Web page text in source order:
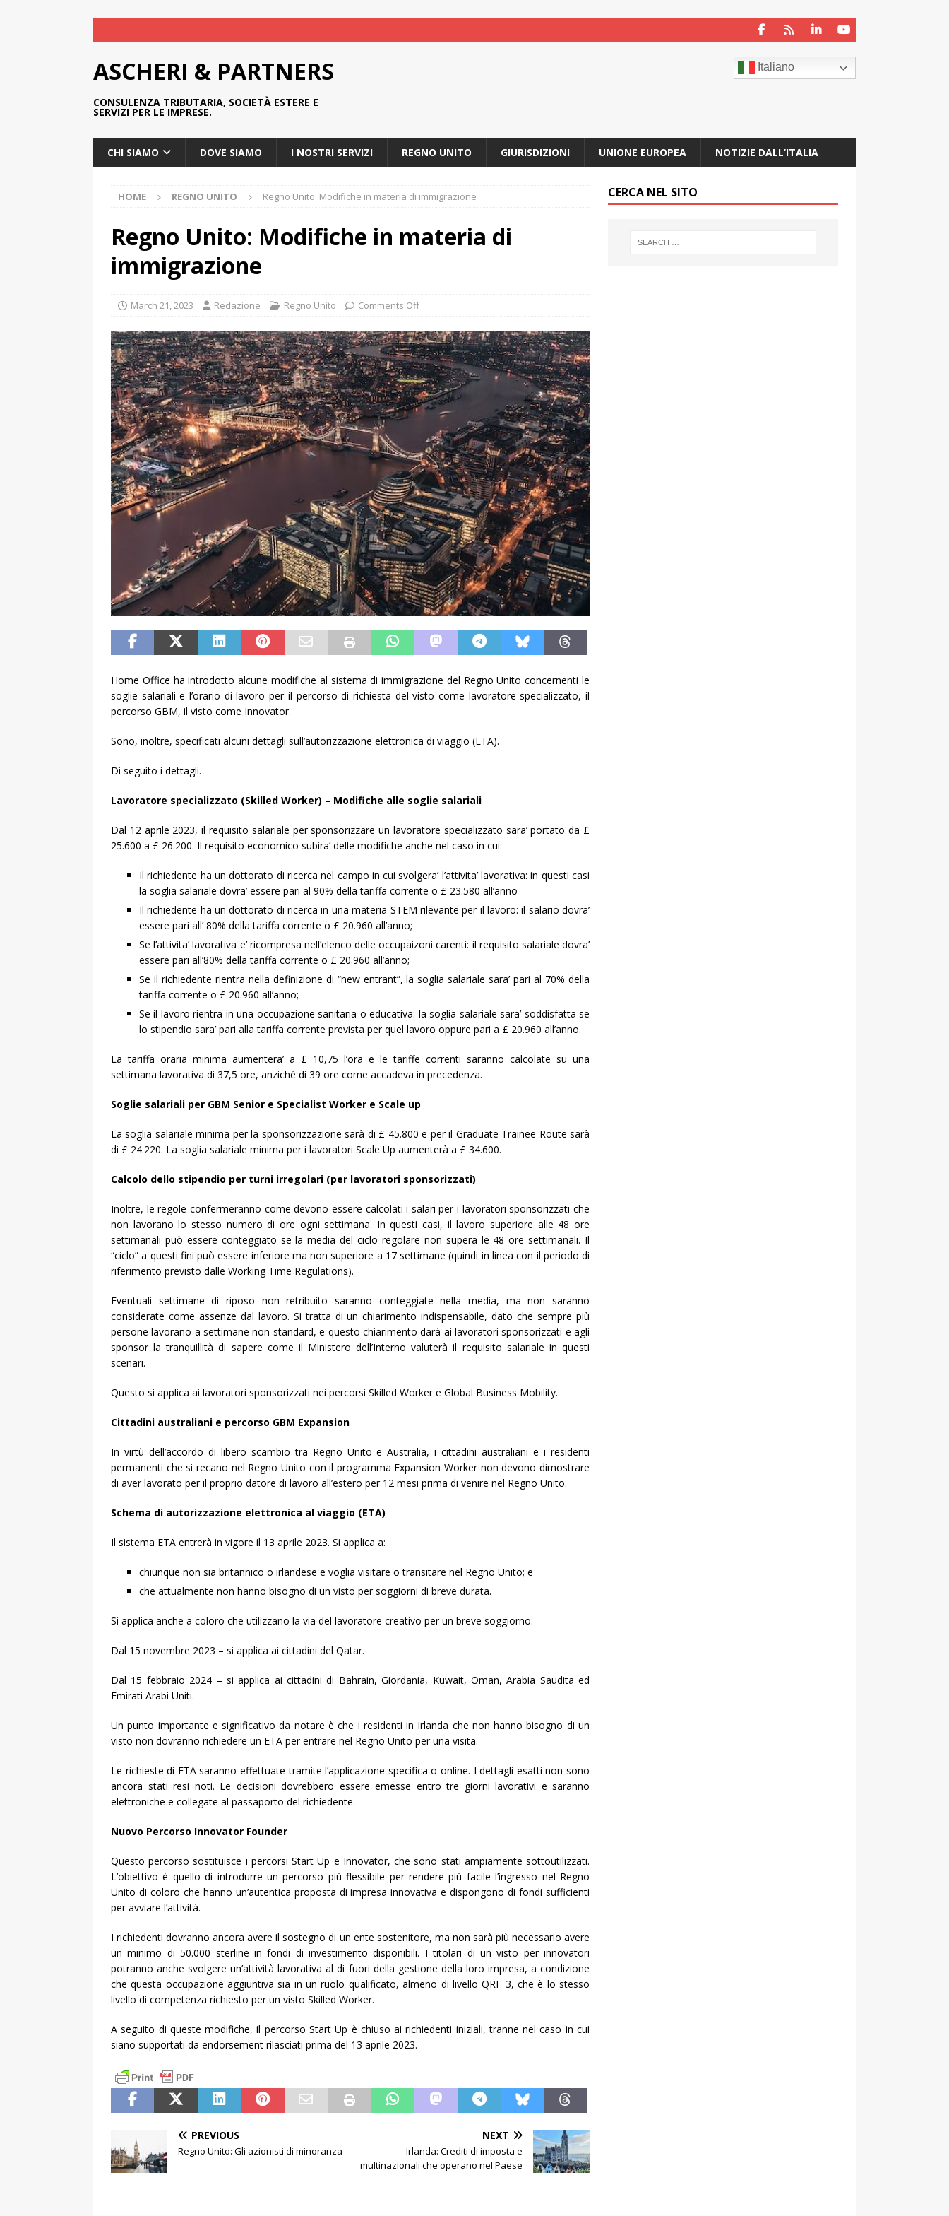
ASCHERI & PARTNERS
CONSULENZA TRIBUTARIA, SOCIETÀ ESTERE E
SERVIZI PER LE IMPRESE.
Italiano
CHI SIAMO DOVE SIAMO I NOSTRI SERVIZI REGNO UNITO GIURISDIZIONI UNIONE EUROPEA NOTIZIE DALL’ITALIA
HOME REGNO UNITO Regno Unito: Modifiche in materia di immigrazione
Regno Unito: Modifiche in materia di
immigrazione
March 21, 2023 Redazione Regno Unito Comments Off
Home Office ha introdotto alcune modifiche al sistema di immigrazione del Regno Unito concernenti le
soglie salariali e l’orario di lavoro per il percorso di richiesta del visto come lavoratore specializzato, il
percorso GBM, il visto come Innovator.
Sono, inoltre, specificati alcuni dettagli sull’autorizzazione elettronica di viaggio (ETA).
Di seguito i dettagli.
Lavoratore specializzato (Skilled Worker) – Modifiche alle soglie salariali
Dal 12 aprile 2023, il requisito salariale per sponsorizzare un lavoratore specializzato sara’ portato da £
25.600 a £ 26.200. Il requisito economico subira’ delle modifiche anche nel caso in cui:
Il richiedente ha un dottorato di ricerca nel campo in cui svolgera’ l’attivita’ lavorativa: in questi casi
la soglia salariale dovra’ essere pari al 90% della tariffa corrente o £ 23.580 all’anno
Il richiedente ha un dottorato di ricerca in una materia STEM rilevante per il lavoro: il salario dovra’
essere pari all’ 80% della tariffa corrente o £ 20.960 all’anno;
Se l’attivita’ lavorativa e’ ricompresa nell’elenco delle occupaizoni carenti: il requisito salariale dovra’
essere pari all’80% della tariffa corrente o £ 20.960 all’anno;
Se il richiedente rientra nella definizione di “new entrant”, la soglia salariale sara’ pari al 70% della
tariffa corrente o £ 20.960 all’anno;
Se il lavoro rientra in una occupazione sanitaria o educativa: la soglia salariale sara’ soddisfatta se
lo stipendio sara’ pari alla tariffa corrente prevista per quel lavoro oppure pari a £ 20.960 all’anno.
La tariffa oraria minima aumentera’ a £ 10,75 l’ora e le tariffe correnti saranno calcolate su una
settimana lavorativa di 37,5 ore, anziché di 39 ore come accadeva in precedenza.
Soglie salariali per GBM Senior e Specialist Worker e Scale up
La soglia salariale minima per la sponsorizzazione sarà di £ 45.800 e per il Graduate Trainee Route sarà
di £ 24.220. La soglia salariale minima per i lavoratori Scale Up aumenterà a £ 34.600.
Calcolo dello stipendio per turni irregolari (per lavoratori sponsorizzati)
Inoltre, le regole confermeranno come devono essere calcolati i salari per i lavoratori sponsorizzati che
non lavorano lo stesso numero di ore ogni settimana. In questi casi, il lavoro superiore alle 48 ore
settimanali può essere conteggiato se la media del ciclo regolare non supera le 48 ore settimanali. Il
“ciclo” a questi fini può essere inferiore ma non superiore a 17 settimane (quindi in linea con il periodo di
riferimento previsto dalle Working Time Regulations).
Eventuali settimane di riposo non retribuito saranno conteggiate nella media, ma non saranno
considerate come assenze dal lavoro. Si tratta di un chiarimento indispensabile, dato che sempre più
persone lavorano a settimane non standard, e questo chiarimento darà ai lavoratori sponsorizzati e agli
sponsor la tranquillità di sapere come il Ministero dell’Interno valuterà il requisito salariale in questi
scenari.
Questo si applica ai lavoratori sponsorizzati nei percorsi Skilled Worker e Global Business Mobility.
Cittadini australiani e percorso GBM Expansion
In virtù dell’accordo di libero scambio tra Regno Unito e Australia, i cittadini australiani e i residenti
permanenti che si recano nel Regno Unito con il programma Expansion Worker non devono dimostrare
di aver lavorato per il proprio datore di lavoro all’estero per 12 mesi prima di venire nel Regno Unito.
Schema di autorizzazione elettronica al viaggio (ETA)
Il sistema ETA entrerà in vigore il 13 aprile 2023. Si applica a:
chiunque non sia britannico o irlandese e voglia visitare o transitare nel Regno Unito; e
che attualmente non hanno bisogno di un visto per soggiorni di breve durata.
Si applica anche a coloro che utilizzano la via del lavoratore creativo per un breve soggiorno.
Dal 15 novembre 2023 – si applica ai cittadini del Qatar.
Dal 15 febbraio 2024 – si applica ai cittadini di Bahrain, Giordania, Kuwait, Oman, Arabia Saudita ed
Emirati Arabi Uniti.
Un punto importante e significativo da notare è che i residenti in Irlanda che non hanno bisogno di un
visto non dovranno richiedere un ETA per entrare nel Regno Unito per una visita.
Le richieste di ETA saranno effettuate tramite l’applicazione specifica o online. I dettagli esatti non sono
ancora stati resi noti. Le decisioni dovrebbero essere emesse entro tre giorni lavorativi e saranno
elettroniche e collegate al passaporto del richiedente.
Nuovo Percorso Innovator Founder
Questo percorso sostituisce i percorsi Start Up e Innovator, che sono stati ampiamente sottoutilizzati.
L’obiettivo è quello di introdurre un percorso più flessibile per rendere più facile l’ingresso nel Regno
Unito di coloro che hanno un’autentica proposta di impresa innovativa e dispongono di fondi sufficienti
per avviare l’attività.
I richiedenti dovranno ancora avere il sostegno di un ente sostenitore, ma non sarà più necessario avere
un minimo di 50.000 sterline in fondi di investimento disponibili. I titolari di un visto per innovatori
potranno anche svolgere un’attività lavorativa al di fuori della gestione della loro impresa, a condizione
che questa occupazione aggiuntiva sia in un ruolo qualificato, almeno di livello QRF 3, che è lo stesso
livello di competenza richiesto per un visto Skilled Worker.
A seguito di queste modifiche, il percorso Start Up è chiuso ai richiedenti iniziali, tranne nel caso in cui
siano supportati da endorsement rilasciati prima del 13 aprile 2023.
PREVIOUS
Regno Unito: Gli azionisti di minoranza
NEXT
Irlanda: Crediti di imposta e
multinazionali che operano nel Paese
CERCA NEL SITO